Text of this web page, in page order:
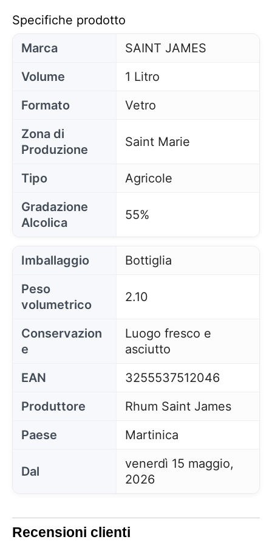
Specifiche prodotto
Marca
SAINT JAMES
Volume
1 Litro
Formato
Vetro
Zona di
Produzione
Saint Marie
Tipo
Agricole
Gradazione
Alcolica
55%
Imballaggio
Bottiglia
Peso
volumetrico
2.10
Conservazion
e
Luogo fresco e
asciutto
EAN
3255537512046
Produttore
Rhum Saint James
Paese
Martinica
Dal
venerdì 15 maggio,
2026
Recensioni clienti